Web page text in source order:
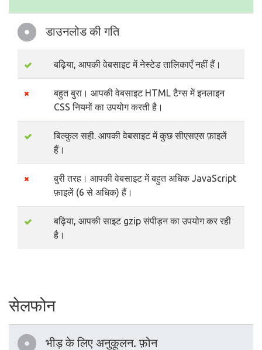
डाउनलोड की गति
बढ़िया, आपकी वेबसाइट में नेस्टेड तालिकाएँ नहीं हैं।
बहुत बुरा। आपकी वेबसाइट HTML टैग्स में इनलाइन
CSS नियमों का उपयोग करती है।
बिल्कुल सही. आपकी वेबसाइट में कुछ सीएसएस फ़ाइलें
हैं।
बुरी तरह। आपकी वेबसाइट में बहुत अधिक JavaScript
फ़ाइलें (6 से अधिक) हैं।
बढ़िया, आपकी साइट gzip संपीड़न का उपयोग कर रही
है।
सेलफोन
भीड़ के लिए अनुकूलन. फ़ोन